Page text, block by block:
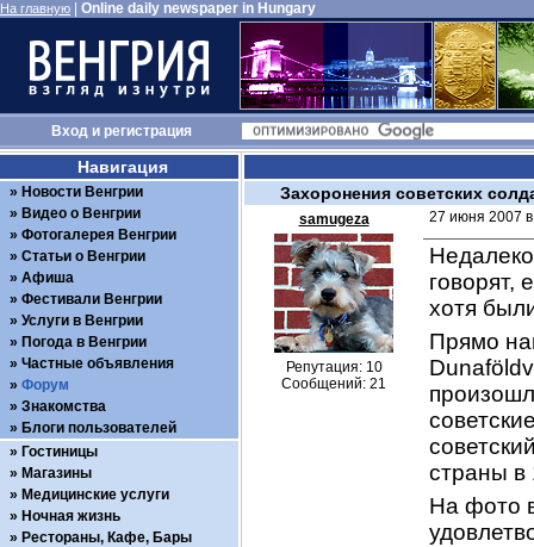
На главную Online daily newspaper in Hungary
Входи регистрация
Захоронения советских
samugeza
Репутация: 10
Сообщений: 21
27 июня 2007
говорят,
хотя
Прямо
страны в
На фото
Навигация
Новости Венгрии
Видео о Венгрии
Фотогалерея Венгрии
Статьи о Венгрии
Афиша
Фестивали Венгрии
Услуги в Венгрии
Погода в Венгрии
Частные объявления
Форум
Знакомства
Блоги пользователей
Гостиницы
Магазины
Медицинские услуги
Ночная жизнь
Рестораны, Кафе, Бары